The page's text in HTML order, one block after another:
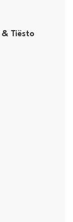
& Tiësto